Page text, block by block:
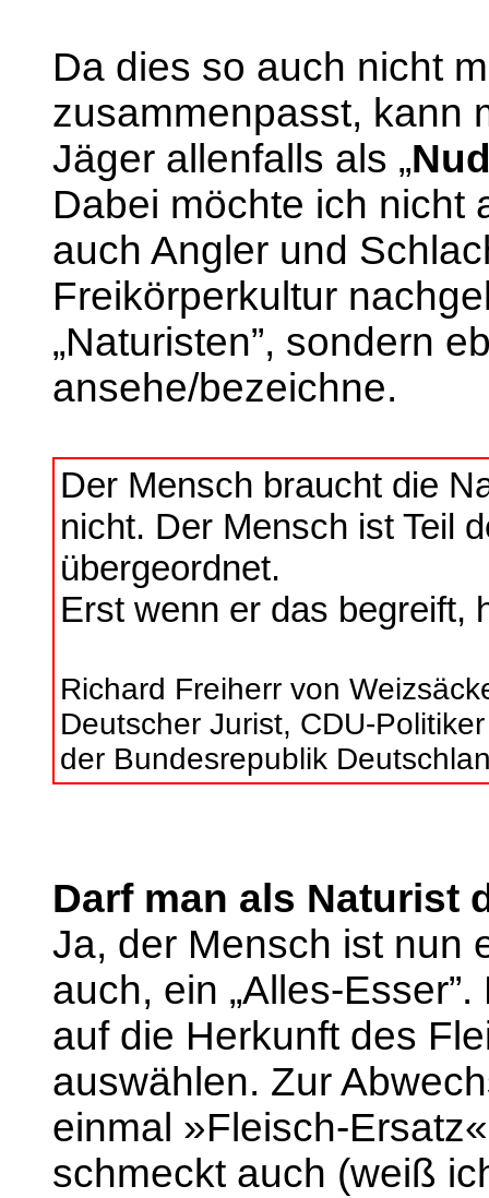
Da dies so auch nicht
zusammenpasst, kann
Jäger allenfalls als „
Dabei möchte ich nicht
auch Angler und
Freikörperkultur
„Naturisten”, sondern
ansehe/bezeichne.
Der Mensch braucht die
nicht. Der Mensch ist Teil
übergeordnet.
Erst wenn er das begreift,
Richard Freiherr von
Deutscher Jurist, CDU-
der Bundesrepublik
Darf man als Naturist
Ja, der Mensch ist nun
auch, ein „Alles-
auf die Herkunft des
auswählen. Zur
einmal »Fleisch-
schmeckt auch (weiß